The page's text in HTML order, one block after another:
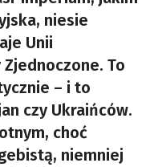
niesie
Unii
To
– i to
czy Ukraińców.
choć
niemniej